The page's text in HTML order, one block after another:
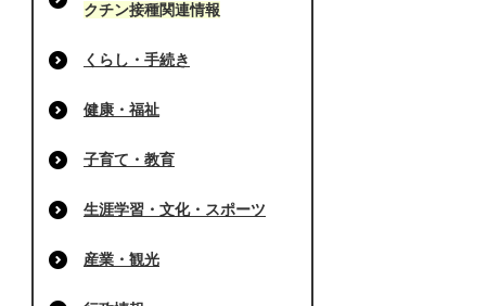
クチン接種関連情報
くらし・手続き
健康・福祉
子育て・教育
生涯学習・文化・スポーツ
産業・観光